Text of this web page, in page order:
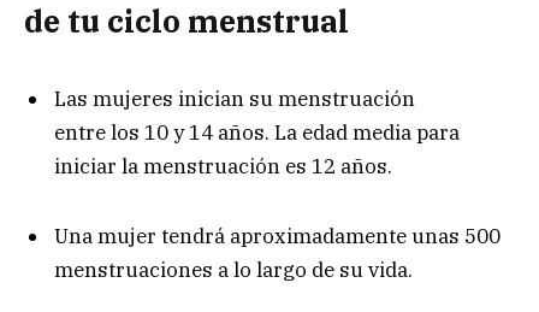
de tu ciclo menstrual
Las mujeres inician su menstruación
entre los 10 y 14 años. La edad media para
iniciar la menstruación es 12 años.
Una mujer tendrá aproximadamente unas 500
menstruaciones a lo largo de su vida.